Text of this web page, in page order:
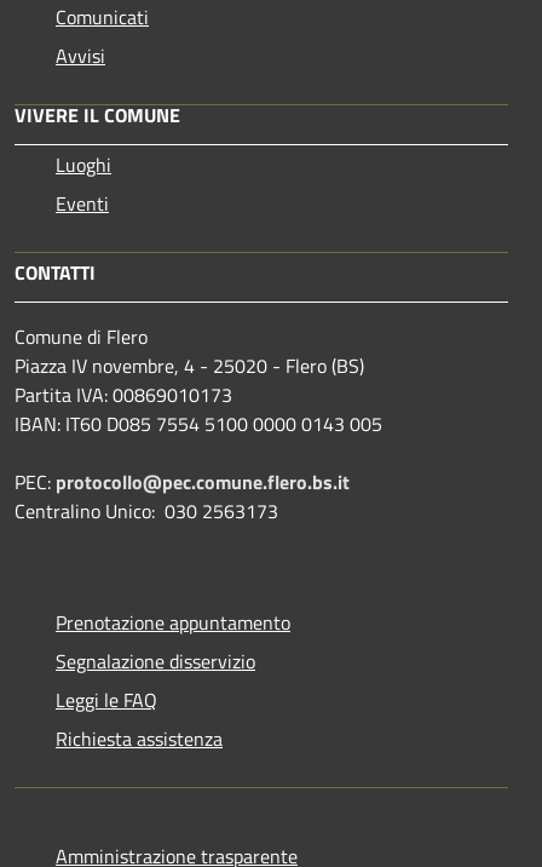
Comunicati
Avvisi
VIVERE IL COMUNE
Luoghi
Eventi
CONTATTI
Comune di Flero
Piazza IV novembre, 4 - 25020 - Flero (BS)
Partita IVA: 00869010173
IBAN: IT60 D085 7554 5100 0000 0143 005
PEC: protocollo@pec.comune.flero.bs.it
Centralino Unico: 030 2563173
Prenotazione appuntamento
Segnalazione disservizio
Leggi le FAQ
Richiesta assistenza
Amministrazione trasparente